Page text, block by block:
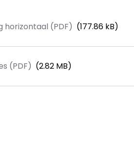
horizontaal (PDF) (177.86 kB)
(PDF) (2.82 MB)